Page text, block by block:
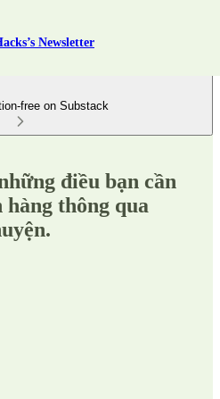
Newsletter
free on Substack
điều bạn cần
thông qua